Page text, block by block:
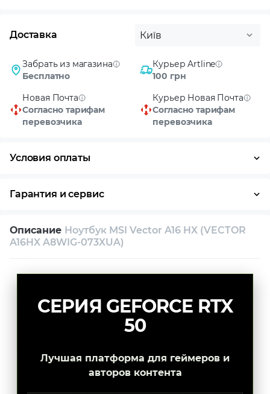
Доставка Київ
Забрать из магазина
Бесплатно
Курьер Artline
100 грн
Новая Почта
Согласно тарифам
перевозчика
Курьер Новая Почта
Согласно тарифам
перевозчика
Условия оплаты
Гарантия и сервис
Возврат и обмен в течение 14 дней
Описание Ноутбук MSI Vector A16 HX (VECTOR
A16HX A8WIG-073XUA)
СЕРИЯ GEFORCE RTX
50
Лучшая платформа для геймеров и
авторов контента